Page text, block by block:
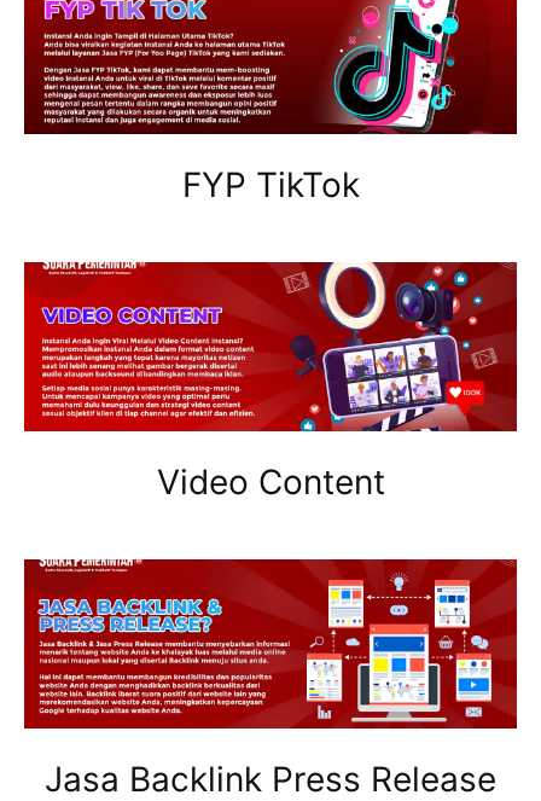
FYP TikTok
Video Content
Jasa Backlink Press Release